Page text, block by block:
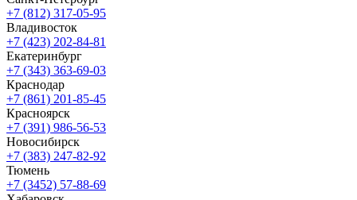
+7 (812) 317-05-95
Владивосток
+7 (423) 202-84-81
Екатеринбург
+7 (343) 363-69-03
Краснодар
+7 (861) 201-85-45
Красноярск
+7 (391) 986-56-53
Новосибирск
+7 (383) 247-82-92
Тюмень
+7 (3452) 57-88-69